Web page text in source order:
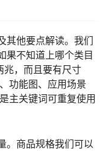
其他要点解读。我们
果不知道上哪个类目
兆，而且要有尺寸
功能图、应用场景
主关键词可重复使用
。商品规格我们可以